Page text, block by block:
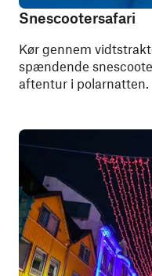
Snescootersafari
Kør gennem
spændende
aftentur i polarnatten.